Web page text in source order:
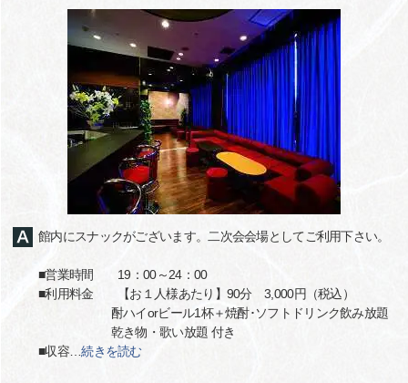
館内にスナックがございます。二次会会場としてご利用下さい。
■営業時間 19：00～24：00
■利用料金 【お１人様あたり】90分 3,000円（税込）
酎ハイorビール1杯＋焼酎･ソフトドリンク飲み放題
乾き物・歌い放題 付き
■収容…続きを読む